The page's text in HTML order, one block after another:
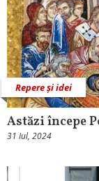
Repere și idei
Astăzi începe
31 Iul, 2024